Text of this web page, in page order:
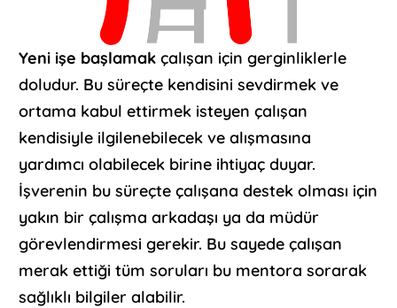
Yeni işe başlamak çalışan için gerginliklerle
doludur. Bu süreçte kendisini sevdirmek ve
ortama kabul ettirmek isteyen çalışan
kendisiyle ilgilenebilecek ve alışmasına
yardımcı olabilecek birine ihtiyaç duyar.
İşverenin bu süreçte çalışana destek olması için
yakın bir çalışma arkadaşı ya da müdür
görevlendirmesi gerekir. Bu sayede çalışan
merak ettiği tüm soruları bu mentora sorarak
sağlıklı bilgiler alabilir.